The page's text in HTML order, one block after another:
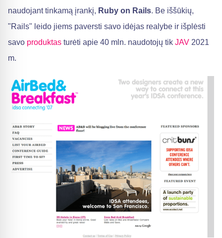
naudojant tinkamą įrankį, Ruby on Rails. Be iššūkių,
"Rails" leido jiems paversti savo idėjas realybe ir išplėsti
savo produktas turėti apie 40 mln. naudotojų tik JAV 2021
m.